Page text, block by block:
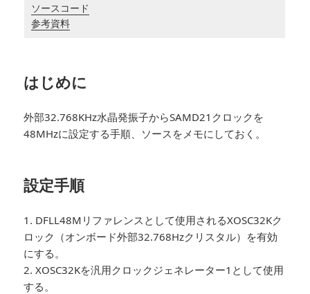
ソースコード
参考資料
はじめに
外部32.768KHz水晶発振子からSAMD21クロックを
48MHzに設定する手順、ソースをメモにしておく。
設定手順
1. DFLL48Mリファレンスとして使用されるXOSC32Kク
ロック（オンボード外部32.768Hzクリスタル）を有効
にする。
2. XOSC32Kを汎用クロックジェネレーター1として使用
する。